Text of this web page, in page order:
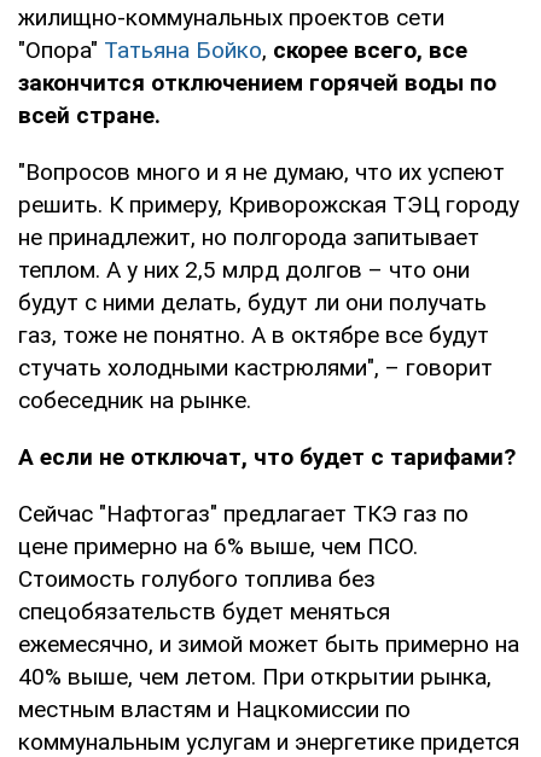
жилищно-коммунальных проектов сети
"Опора" Татьяна Бойко, скорее всего, все
закончится отключением горячей воды по
всей стране.
"Вопросов много и я не думаю, что их успеют
решить. К примеру, Криворожская ТЭЦ городу
не принадлежит, но полгорода запитывает
теплом. А у них 2,5 млрд долгов – что они
будут с ними делать, будут ли они получать
газ, тоже не понятно. А в октябре все будут
стучать холодными кастрюлями", – говорит
собеседник на рынке.
А если не отключат, что будет с тарифами?
Сейчас "Нафтогаз" предлагает ТКЭ газ по
цене примерно на 6% выше, чем ПСО.
Стоимость голубого топлива без
спецобязательств будет меняться
ежемесячно, и зимой может быть примерно на
40% выше, чем летом. При открытии рынка,
местным властям и Нацкомиссии по
коммунальным услугам и энергетике придется